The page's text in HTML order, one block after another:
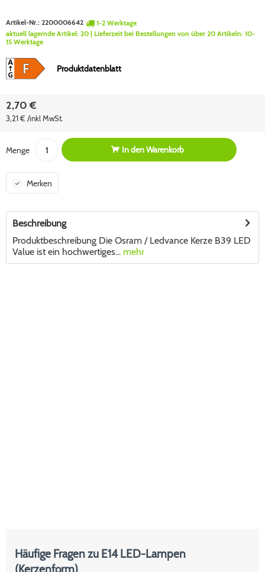
Artikel-Nr.: 2200006642
1-2 Werktage
aktuell lagernde Artikel: 20 | Lieferzeit bei Bestellungen von über 20 Artikeln: 10-
15 Werktage
Produktdatenblatt
2,70 €
3,21 € /inkl MwSt.
Menge In denWarenkorb
Merken
Beschreibung
Produktbeschreibung Die Osram / Ledvance Kerze B39 LED
Value ist ein hochwertiges... mehr
Häufige Fragen zu E14 LED-Lampen
(Kerzenform)